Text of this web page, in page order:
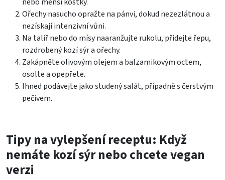
Ořechy nasucho opražte na pánvi, dokud nezezlátnou a
nezískají intenzivní vůni.
Na talíř nebo do mísy naaranžujte rukolu, přidejte řepu,
rozdrobený kozí sýr a ořechy.
Zakápněte olivovým olejem a balzamikovým octem,
osolte a opepřete.
Ihned podávejte jako studený salát, případně s čerstvým
pečivem.
Tipy na vylepšení receptu: Když
nemáte kozí sýr nebo chcete vegan
verzi